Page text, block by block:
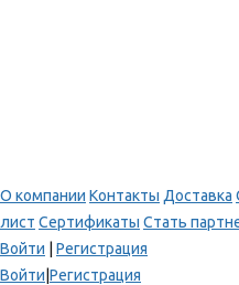
О компании Контакты Доставка
лист Сертификаты Стать
Войти
Регистрация
Войти Регистрация